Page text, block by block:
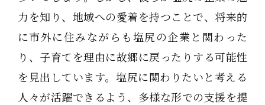
力を知り、地域への愛着を持つことで、将来的
に市外に住みながらも塩尻の企業と関わった
り、子育てを理由に故郷に戻ったりする可能性
を見出しています。塩尻に関わりたいと考える
人々が活躍できるよう、多様な形での支援を提